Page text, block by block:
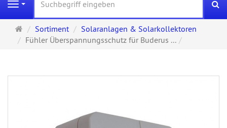
Navigation
Startseite
Sortiment
Solaranlagen & Solarkollektoren
Fühler Überspannungsschutz für Buderus ...